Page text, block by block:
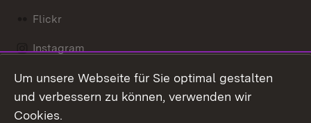
Flickr
Instagram
Social Wall
Um unsere Webseite für Sie optimal gestalten
und verbessern zu können, verwenden wir
Cookies.